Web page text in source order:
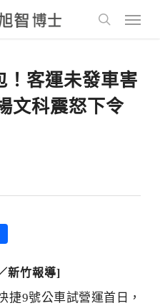
Menu
！客運未發車害
文科震怒下令
新竹報導]
捷9號公車試營運首日，